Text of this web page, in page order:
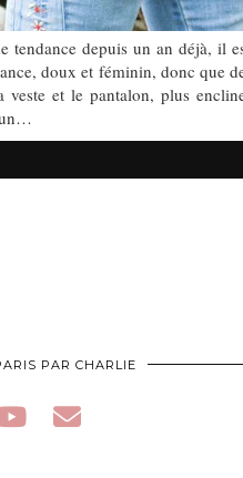
depuis un an déjà, il
doux et féminin, donc que
et le pantalon, plus
un…
PAR CHARLIE